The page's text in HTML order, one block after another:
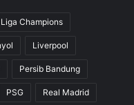
Liga Champions
Liverpool
Persib Bandung
PSG Real Madrid